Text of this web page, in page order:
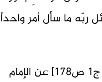
ما سأل أمر واحداً
وروى الشيخ الصدوق في [التوحيد ص122، وعيون أخبار الرضا ج1 ص178] عن الإمام